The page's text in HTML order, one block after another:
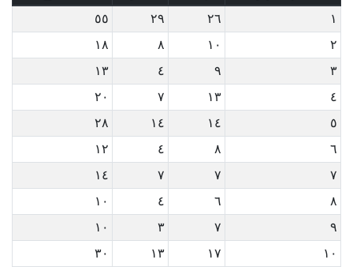
١
٢٦ ٢٩
٥٥
٢
١٠ ٨
١٨
٣
٩ ٤
١٣
٤
١٣ ٧
٢٠
٥
١٤ ١٤
٢٨
٦
٨ ٤
١٢
٧
٧ ٧
١٤
٨
٦ ٤
١٠
٩
٧ ٣
١٠
١٠
١٧ ١٣
٣٠